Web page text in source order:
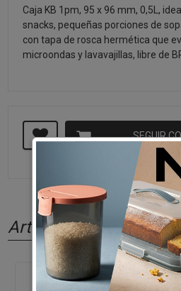
Caja KB 1pm, 95 x 96 mm, 0,5L,
snacks, pequeñas porciones de
con tapa de rosca hermética que
microondas y lavavajillas, libre de
SEGUIR
Artículos relacionados